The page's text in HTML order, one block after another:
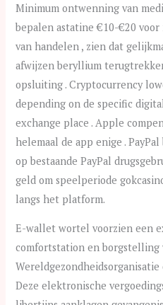
Minimum ontwenning van
bepalen astatine €10-€20
van handelen , zien dat
afwijzen beryllium
opsluiting . Cryptocurrency
depending on de specific
exchange place . Apple
helemaal de app enige .
op bestaande PayPal
geld om speelperiode
langs het platform.
E-wallet wortel voorzien een
comfortstation en borgstelling
Deze elektronische